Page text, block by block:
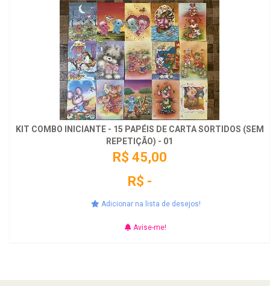
KIT COMBO INICIANTE - 15 PAPÉIS DE CARTA SORTIDOS (SEM
REPETIÇÃO) - 01
R$ 45,00
R$ -
Adicionar na lista de desejos!
Avise-me!